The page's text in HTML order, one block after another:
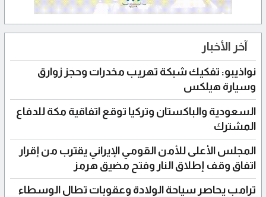
آخر الأخبار
نواذيبو: تفكيك شبكة تهريب مخدرات وحجز زوارق
وسيارة هيلكس
السعودية والباكستان وتركيا توقع اتفاقية مكة للدفاع
المشترك
المجلس الأعلى للأمن القومي الإيراني يقترب من إقرار
اتفاق وقف إطلاق النار وفتح مضيق هرمز
ترامب يحاصر سياحة الولادة وعقوبات تطال الوسطاء